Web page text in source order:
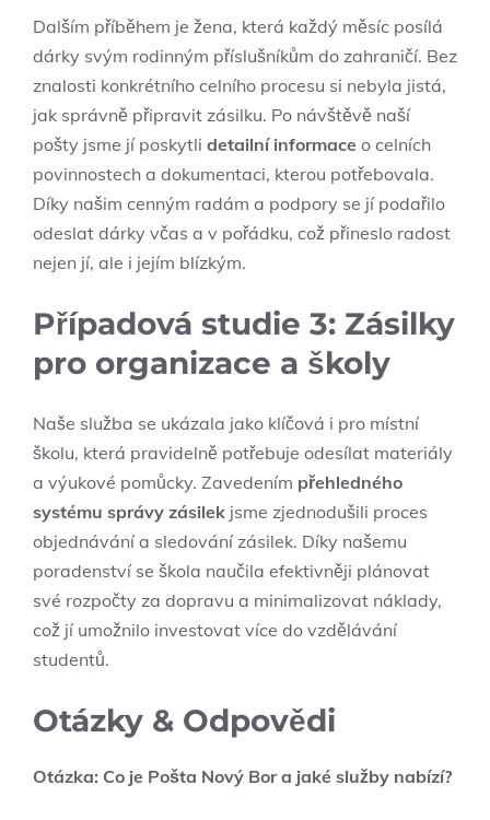
Dalším příběhem je žena, která každý měsíc posílá
dárky svým rodinným příslušníkům do zahraničí. ‌Bez
znalosti konkrétního celního procesu ⁤si nebyla jistá,
jak‌ správně připravit zásilku. ​Po návštěvě naší
pošty jsme jí poskytli detailní informace o celních
povinnostech a dokumentaci, kterou ‍potřebovala.
Díky našim cenným ‌radám a podpory se jí podařilo
odeslat dárky včas a v pořádku, což přineslo radost
nejen jí, ale i jejím​ blízkým. ⁢
Případová studie 3: Zásilky
pro⁣ organizace a školy
Naše služba se ukázala jako klíčová i pro místní
školu,‌ která pravidelně potřebuje odesílat materiály
a výukové pomůcky. Zavedením přehledného
systému správy zásilek jsme zjednodušili proces
objednávání a sledování zásilek. Díky ⁤našemu‍
poradenství se škola ‍naučila efektivněji plánovat
své rozpočty za dopravu a⁣ minimalizovat ⁣náklady,
což jí umožnilo investovat více do vzdělávání
studentů.
Otázky & ⁤Odpovědi
Otázka: ⁤Co je Pošta Nový‍ Bor a‌ jaké ‌služby nabízí?